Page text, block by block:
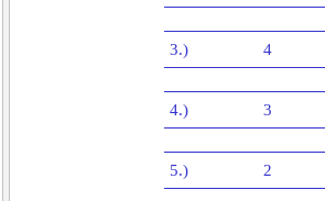
3.) 4
4.) 3
5.) 2